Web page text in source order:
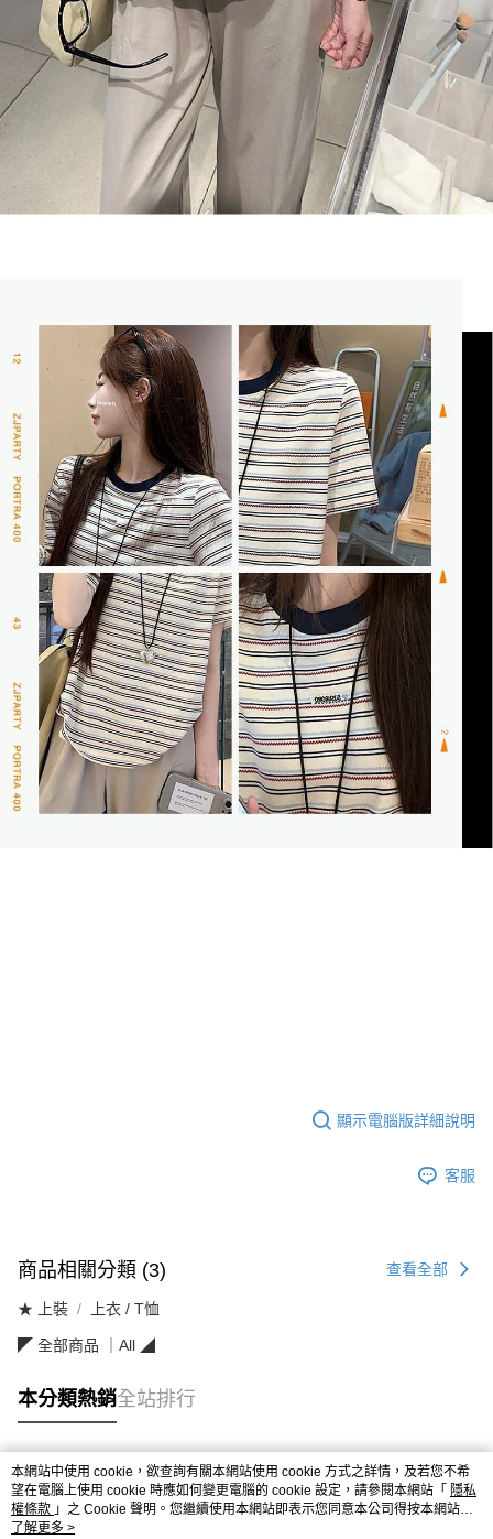
顯示電腦版詳細說明
客服
商品相關分類 (3) 查看全部
★ 上裝 上衣 / T恤
◤ 全部商品 ｜All ◢
本分類熱銷全站排行
熱門標籤
本網站中使用 cookie，欲查詢有關本網站使用 cookie 方式之詳情，及若您不希
望在電腦上使用 cookie 時應如何變更電腦的 cookie 設定，請參閱本網站「 隱私
權條款 」之 Cookie 聲明。您繼續使用本網站即表示您同意本公司得按本網站使
用條款之 Cookie 聲明使用 cookie。
了解更多 >